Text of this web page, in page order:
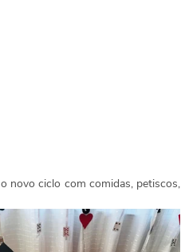
novo ciclo com comidas, petiscos,